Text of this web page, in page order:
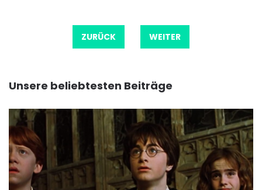
ZURÜCK WEITER
Unsere beliebtesten Beiträge